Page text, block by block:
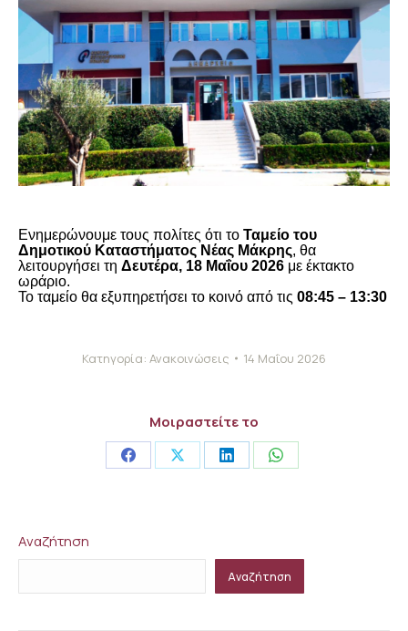
Ενημερώνουμε τους πολίτες ότι το Ταμείο του
Δημοτικού Καταστήματος Νέας Μάκρης, θα
λειτουργήσει τη Δευτέρα, 18 Μαΐου 2026 με έκτακτο
ωράριο.
Το ταμείο θα εξυπηρετήσει το κοινό από τις 08:45 – 13:30
Κατηγορία: Ανακοινώσεις 14 Μαΐου 2026
Μοιραστείτε το
Share Share Share Share
Αναζήτηση
Αναζήτηση